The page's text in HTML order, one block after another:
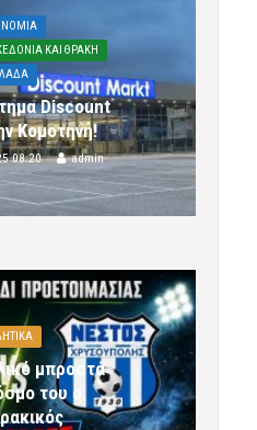
ΚΑΙ ΘΡΑΚΗ
Discount
Κομοτηνή!
08:20 admin
μπροστά
του ο